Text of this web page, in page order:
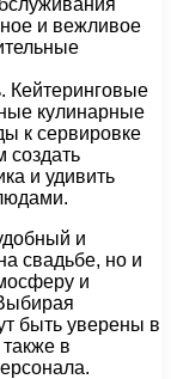
и вежливое
Кейтеринговые
кулинарные
к сервировке
создать
и удивить
и
свадьбе, но и
и
быть уверены в
в